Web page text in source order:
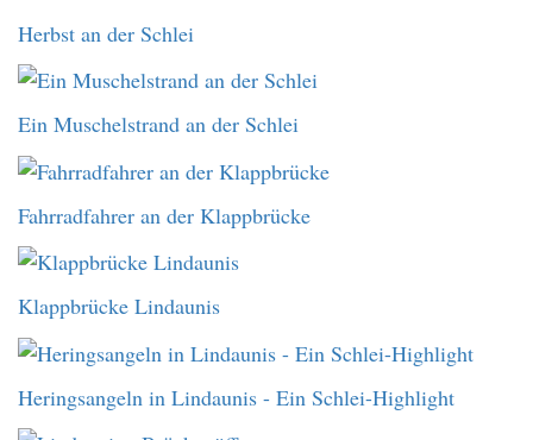
Herbst an der Schlei
Ein Muschelstrand an der Schlei
Fahrradfahrer an der Klappbrücke
Klappbrücke Lindaunis
Heringsangeln in Lindaunis - Ein Schlei-Highlight